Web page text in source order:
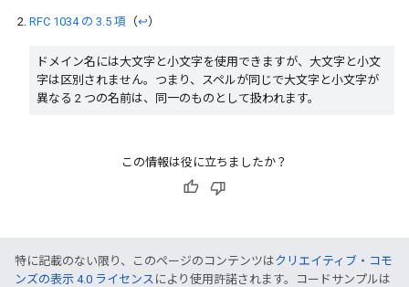
RFC 1034 の 3.5 項 （↩）
ドメイン名には大文字と小文字を使用できますが、大文字と小文
字は区別されません。つまり、スペルが同じで大文字と小文字が
異なる 2 つの名前は、同一のものとして扱われます。
この情報は役に立ちましたか？
特に記載のない限り、このページのコンテンツはクリエイティブ・コモ
ンズの表示 4.0 ライセンス により使用許諾されます。コードサンプルは